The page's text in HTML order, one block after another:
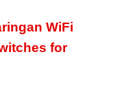
WiFi
for